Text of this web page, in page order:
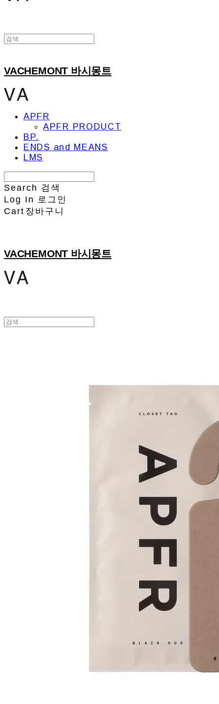
VACHEMONT 바시몽트
APFR
APFR PRODUCT
BP.
ENDS and MEANS
LMS
Search 검색
Log In 로그인
Cart 장바구니
VACHEMONT 바시몽트